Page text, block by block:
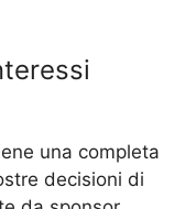
una completa
decisioni di